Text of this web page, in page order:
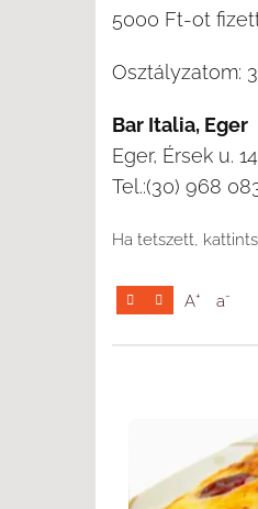
5000 Ft-ot
Osztályzatom:
Bar Italia, Eger
Eger, Érsek u.
Tel.:(30) 968
Ha tetszett,
A+ a-